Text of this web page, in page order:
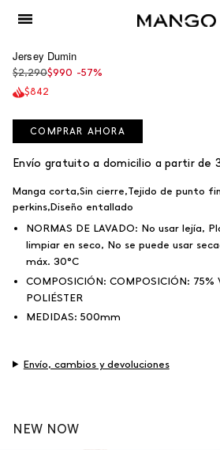
Jersey Dumin
Precio
regular
$2,290$990 -57%
$842
COMPRAR AHORA
SKU: 7074129MV30XS
Envío gratuito a domicilio a partir de
Manga corta,Sin cierre,Tejido de punto
perkins,Diseño entallado
NORMAS DE LAVADO: No usar lejía,
limpiar en seco, No se puede usar
máx. 30°C
COMPOSICIÓN: COMPOSICIÓN: 75%
POLIÉSTER
MEDIDAS: 500mm
Envío, cambios y devoluciones
NEW NOW